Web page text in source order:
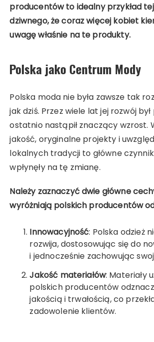
producentów to idealny przykład
dziwnego, że coraz więcej kobiet
uwagę właśnie na te produkty.
Polska jako Centrum Mody
Polska moda nie była zawsze tak
jak dziś. Przez wiele lat jej rozwój
ostatnio nastąpił znaczący wzrost.
jakość, oryginalne projekty i
lokalnych tradycji to główne
wpłynęły na tę zmianę.
Należy zaznaczyć dwie główne
wyróżniają polskich producentów
Innowacyjność: Polska odzież
rozwija, dostosowując się do
i jednocześnie zachowując
Jakość materiałów: Materiały
polskich producentów
jakością i trwałością, co
zadowolenie klientów.